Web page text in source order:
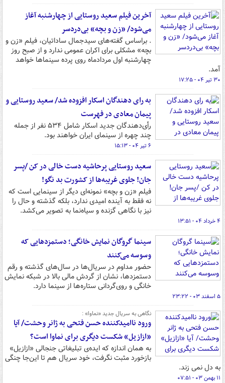
آخرین فیلم سعید روستایی از چهارشنبه آغاز
می‌شود/ «زن و بچه» بی‌دردسر
. براساس گفته‌های سیدجمال ساداتیان، فیلم «زن و
بچه» مشکلی برای اکران عمومی ندارد و از صبح روز
چهارشنبه اول مردادماه روی پرده سینماها خواهد
آمد.
۳۰ تیر ۰۴ - ۱۷:۲۵
به رای دهندگان اسکار افزوده شد/ سعید روستایی و
پیمان معادی در فهرست
رأی‌دهندگان جدید اسکار شامل ۵۳۴ نفر از جمله
چند چهره از سینمای ایران خواهند بود.
۶ تیر ۰۴ - ۱۵:۱۳
سعید روستایی پرحاشیه دست خالی در کن /پسر
جان! جلوی غریبه‌ها از کشورت بد نگو!
فیلم «زن و بچه» نمونه‌ای دیگر از سینمایی‌ است که
نه فقط به آینده امیدی ندارد، بلکه گذشته و حال را
نیز با نگاهی گزنده و سیاه‌نما به تصویر می‌کشد.
۴ خرداد ۰۴ - ۱۳:۵۱
سینما گروگان نمایش خانگی؛ دستمزدهایی که
وسوسه می‌کنند
حضور مداوم در سریال‌ها در سال‌های گذشته و رقم
دستمزدها، نشان از گردش مالی بالا در شبکه نمایش
خانگی و روی‌گردانی ستاره‌ها از سینما دارد.
۵ اسفند ۰۳ - ۲۳:۲۲
نگاهی به سریال جدید «نماوا» :
ورود ناامیدکننده‌ حسن فتحی به ژانر وحشت/ آیا
«ازازیل» شکست دیگری برای نماوا است؟
به همان اندازه که ایده‌ی تبلیغاتی جنجالی «ازازیل»
بازخورد مثبت نگرفت، خود سریال هم تا این‌جا چنگی
به دل نمی زند.
۱۱ بهمن ۰۳ - ۰۷:۵۱